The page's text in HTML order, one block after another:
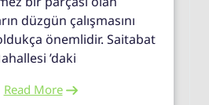
düzgün çalışmasını
önemlidir. Saitabat
’daki
Read More